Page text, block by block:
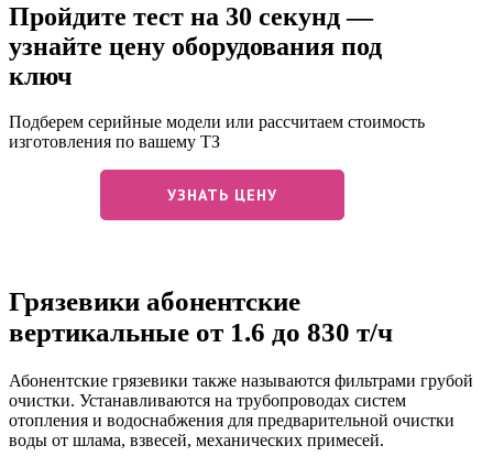
Пройдите тест на 30 секунд —
узнайте цену оборудования под
ключ
Подберем серийные модели или рассчитаем стоимость
изготовления по вашему ТЗ
УЗНАТЬ ЦЕНУ
Грязевики абонентские
вертикальные от 1.6 до 830 т/ч
Абонентские грязевики также называются фильтрами грубой
очистки. Устанавливаются на трубопроводах систем
отопления и водоснабжения для предварительной очистки
воды от шлама, взвесей, механических примесей.